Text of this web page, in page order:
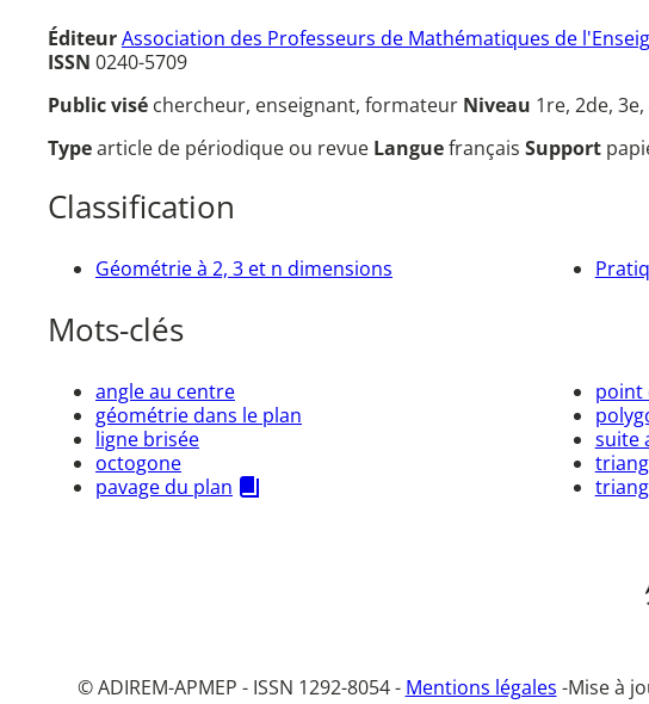
ÉditeurAssociation des Professeurs de Mathématiques de
ISSN 0240-5709
Public visé chercheur, enseignant, formateur Niveau 1re, 2de,
Typearticle de périodique ou revue Languefrançais Support
Classification
Géométrie à 2, 3 et n dimensions
Mots-clés
angle au centre
géométrie dans le plan
ligne brisée
octogone
pavage du plan
point
suite
© ADIREM-APMEP - ISSN 1292-8054 - Mentions légales -Mise à